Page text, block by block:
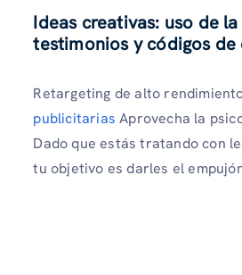
Ideas creativas: uso de
testimonios y códigos de
Retargeting de alto
publicitarias Aprovecha la
Dado que estás tratando con
tu objetivo es darles el